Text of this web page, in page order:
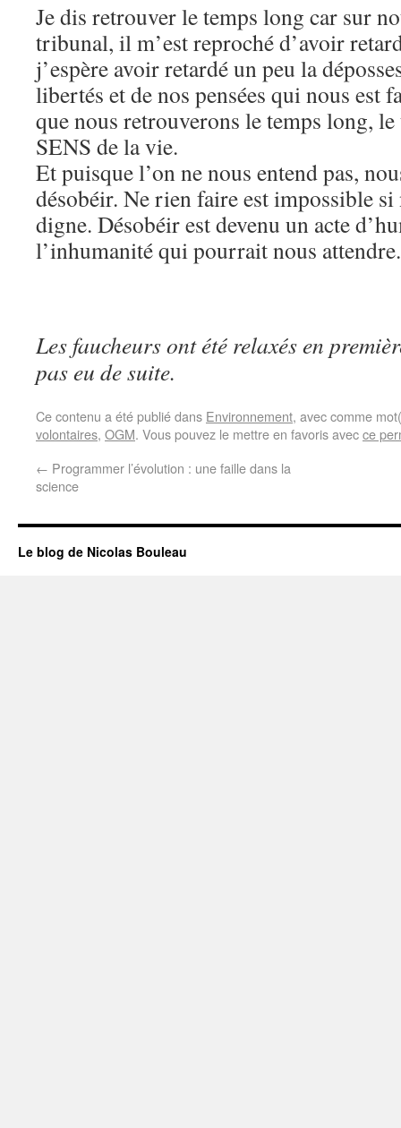
Je dis retrouver le temps long car sur
tribunal, il m’est reproché d’avoir
j’espère avoir retardé un peu la
libertés et de nos pensées qui nous est
que nous retrouverons le temps long,
SENS de la vie.
Et puisque l’on ne nous entend pas,
désobéir. Ne rien faire est impossible
digne. Désobéir est devenu un acte
l’inhumanité qui pourrait nous attendre.
Les faucheurs ont été relaxés en
pas eu de suite.
Ce contenu a été publié dans Environnement, avec comme
volontaires, OGM. Vous pouvez le mettre en favoris avecce
← Programmer l’évolution : une faille dans la
science
Le blog de Nicolas Bouleau